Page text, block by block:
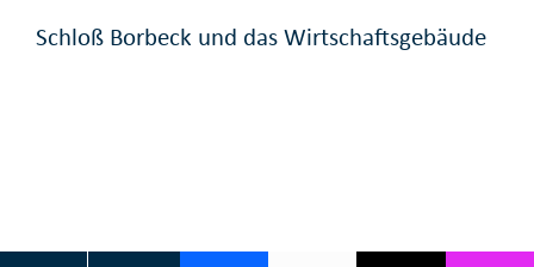
Schloß Borbeck und das Wirtschaftsgebäude